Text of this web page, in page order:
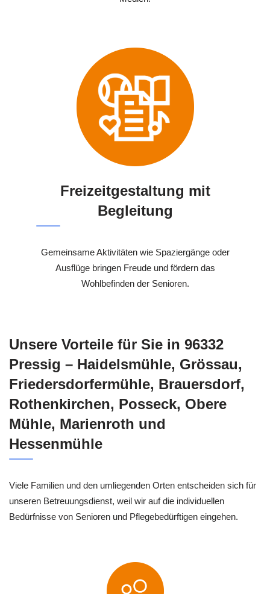
Freizeitgestaltung mit
Begleitung
Gemeinsame Aktivitäten wie Spaziergänge oder
Ausflüge bringen Freude und fördern das
Wohlbefinden der Senioren.
Unsere Vorteile für Sie in 96332
Pressig – Haidelsmühle, Grössau,
Friedersdorfermühle, Brauersdorf,
Rothenkirchen, Posseck, Obere
Mühle, Marienroth und
Hessenmühle
Viele Familien und den umliegenden Orten entscheiden sich für
unseren Betreuungsdienst, weil wir auf die individuellen
Bedürfnisse von Senioren und Pflegebedürftigen eingehen.